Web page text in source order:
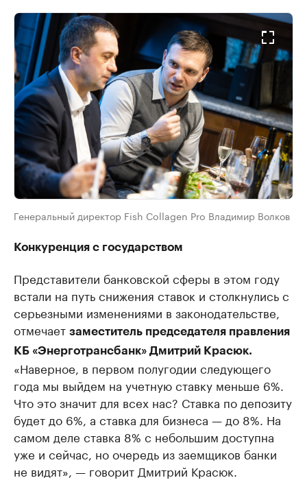
Генеральный директор Fish Collagen Pro Владимир Волков
Конкуренция с государством
Представители банковской сферы в этом году
встали на путь снижения ставок и столкнулись с
серьезными изменениями в законодательстве,
отмечает заместитель председателя правления
КБ «Энерготрансбанк» Дмитрий Красюк.
«Наверное, в первом полугодии следующего
года мы выйдем на учетную ставку меньше 6%.
Что это значит для всех нас? Ставка по депозиту
будет до 6%, а ставка для бизнеса — до 8%. На
самом деле ставка 8% с небольшим доступна
уже и сейчас, но очередь из заемщиков банки
не видят», — говорит Дмитрий Красюк.